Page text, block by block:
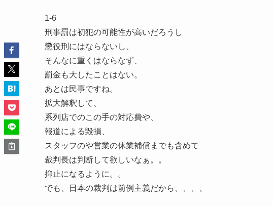
1-6
刑事罰は初犯の可能性が高いだろうし
懲役刑にはならないし、
そんなに重くはならなず、
罰金も大したことはない。
あとは民事ですね。
拡大解釈して、
系列店でのこの手の対応費や、
報道による毀損、
スタッフのや営業の休業補償までも含めて
裁判長は判断して欲しいなぁ。。
抑止になるように。。
でも、日本の裁判は前例主義だから、、、、